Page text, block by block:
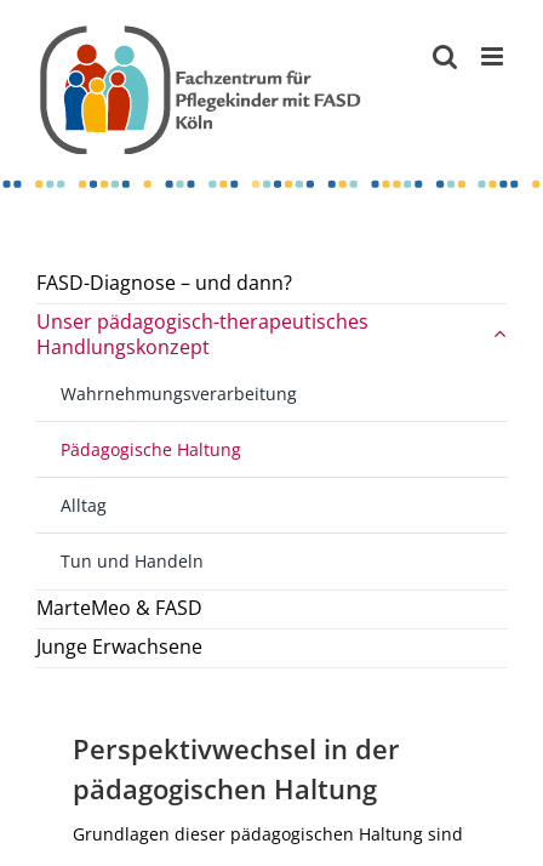
springen
FASD-Diagnose – und dann?
Unser pädagogisch-therapeutisches
Handlungskonzept
Wahrnehmungsverarbeitung
Pädagogische Haltung
Alltag
Tun und Handeln
MarteMeo & FASD
Junge Erwachsene
Perspektivwechsel in der
pädagogischen Haltung
Grundlagen dieser pädagogischen Haltung sind